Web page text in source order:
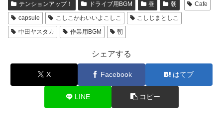
テンションアップ！
ドライブ用BGM 昼 朝
Cafe
capsule
こしこかわいいよこしこ
こしじまとしこ
中田ヤスタカ
作業用BGM 朝
シェアする
X Facebook はてブ
LINE コピー